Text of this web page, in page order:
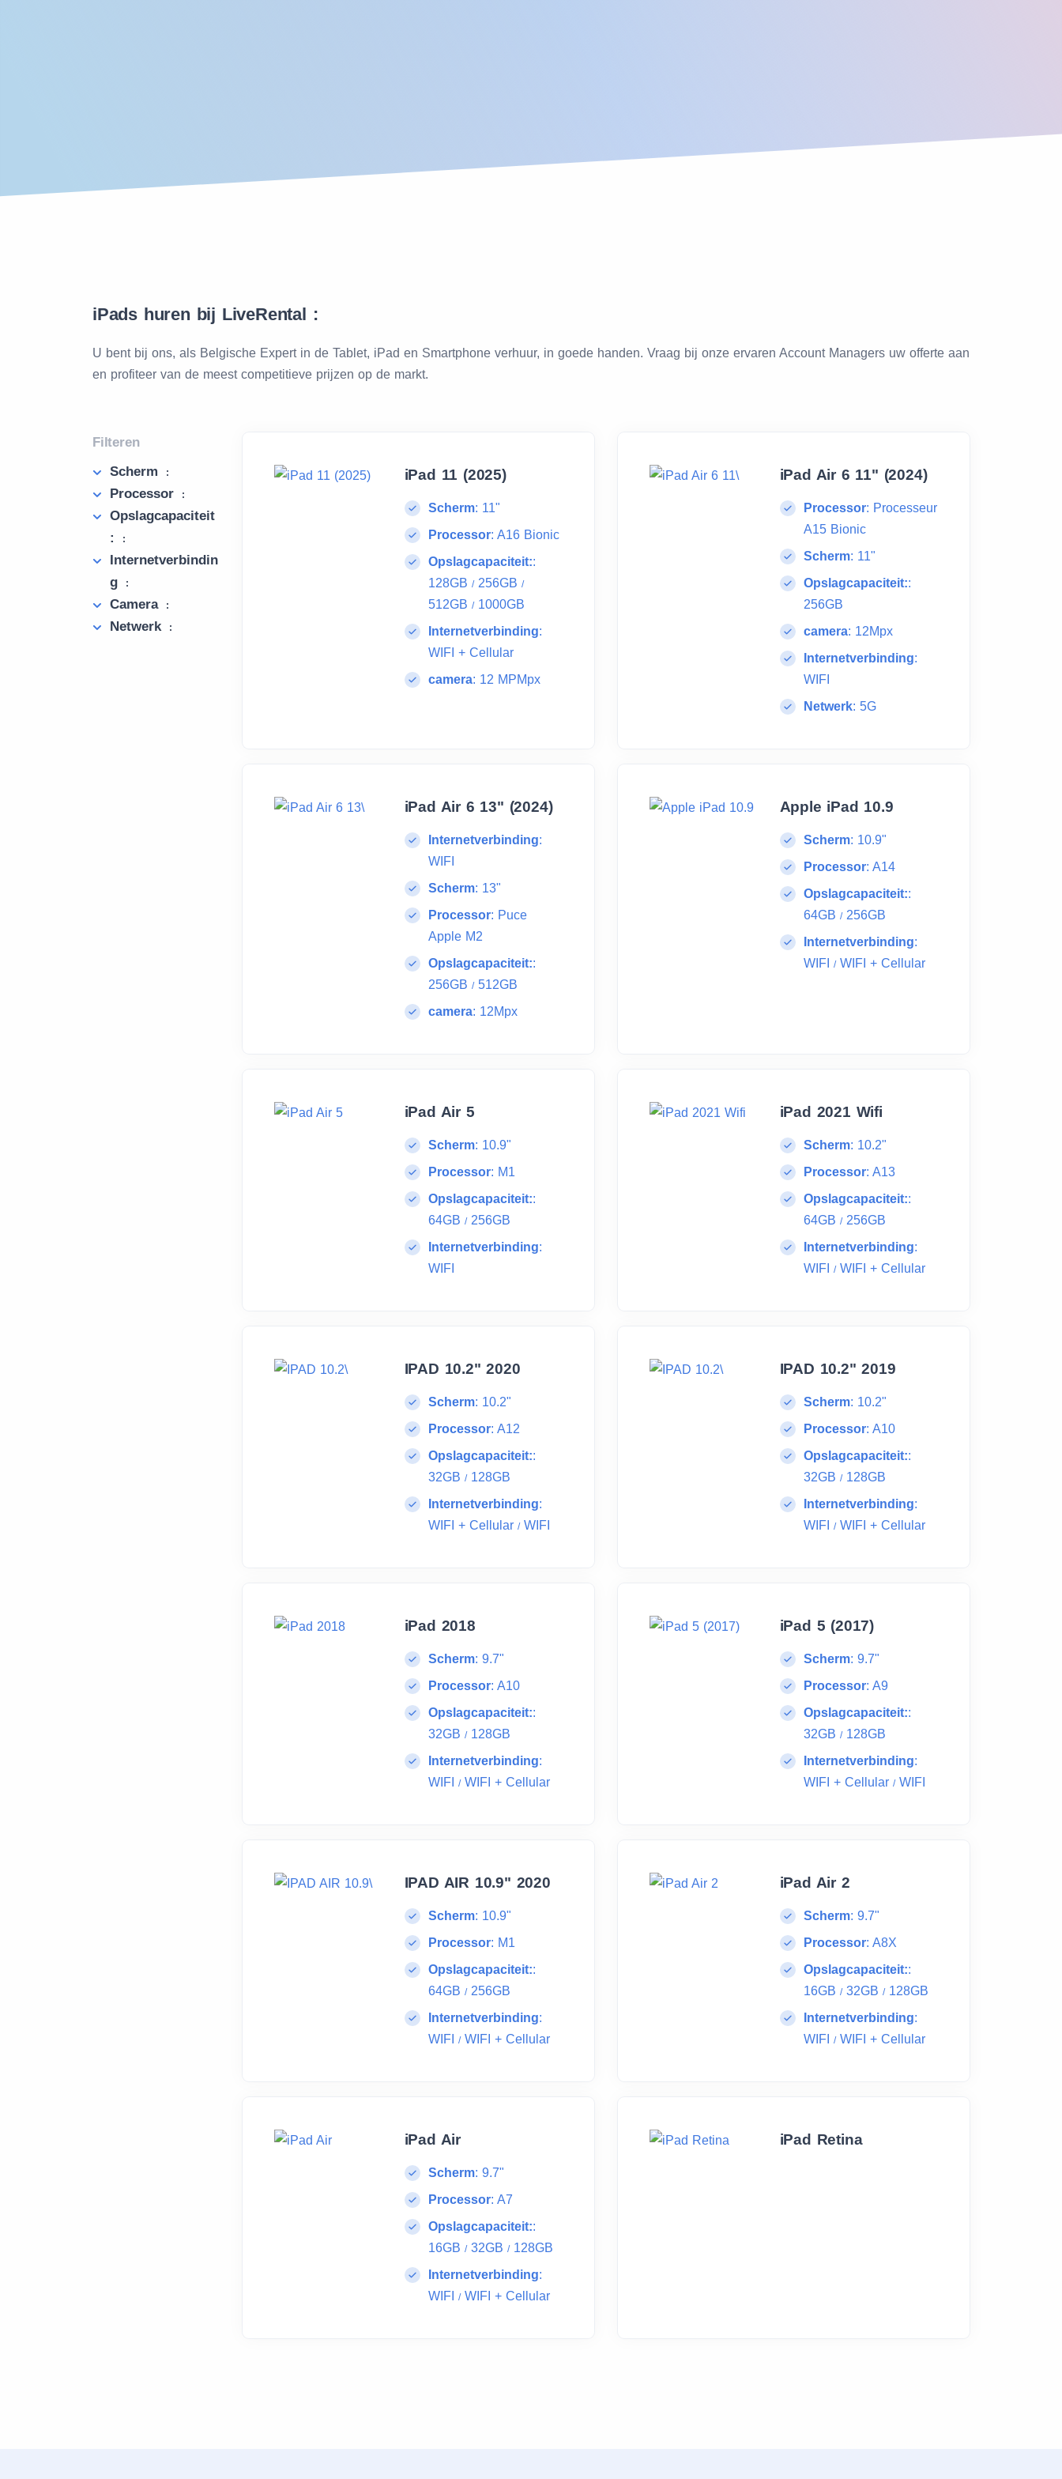
iPads huren bij LiveRental :
U bent bij ons, als Belgische Expert in de Tablet, iPad en Smartphone verhuur, in goede handen. Vraag bij onze ervaren Account Managers uw offerte aan
en profiteer van de meest competitieve prijzen op de markt.
iPad 11 (2025)
Scherm: 11"
Processor: A16 Bionic
Opslagcapaciteit::
128GB /256GB /
512GB /1000GB
Internetverbinding:
WIFI + Cellular
camera: 12 MPMpx
iPad Air 6 11" (2024)
Processor: Processeur
A15 Bionic
Scherm: 11"
Opslagcapaciteit::
256GB
camera: 12Mpx
Internetverbinding:
WIFI
Netwerk: 5G
iPad Air 6 13" (2024)
Internetverbinding:
WIFI
Scherm: 13"
Processor: Puce
Apple M2
Opslagcapaciteit::
256GB /512GB
camera: 12Mpx
Apple iPad 10.9
Scherm: 10.9"
Processor: A14
Opslagcapaciteit::
64GB /256GB
Internetverbinding:
WIFI
/WIFI + Cellular
iPad Air 5
Scherm: 10.9"
Processor: M1
Opslagcapaciteit::
64GB /256GB
Internetverbinding:
WIFI
iPad 2021 Wifi
Scherm: 10.2"
Processor: A13
Opslagcapaciteit::
64GB /256GB
Internetverbinding:
WIFI
/WIFI + Cellular
IPAD 10.2" 2020
Scherm: 10.2"
Processor: A12
Opslagcapaciteit::
32GB /128GB
Internetverbinding:
WIFI + Cellular /WIFI
IPAD 10.2" 2019
Scherm: 10.2"
Processor: A10
Opslagcapaciteit::
32GB /128GB
Internetverbinding:
WIFI
/WIFI + Cellular
iPad 2018
Scherm: 9.7"
Processor: A10
Opslagcapaciteit::
32GB /128GB
Internetverbinding:
WIFI
/WIFI + Cellular
iPad 5 (2017)
Scherm: 9.7"
Processor: A9
Opslagcapaciteit::
32GB /128GB
Internetverbinding:
WIFI + Cellular /WIFI
IPAD AIR 10.9" 2020
Scherm: 10.9"
Processor: M1
Opslagcapaciteit::
64GB /256GB
Internetverbinding:
WIFI
/WIFI + Cellular
iPad Air 2
Scherm: 9.7"
Processor: A8X
Opslagcapaciteit::
16GB /32GB /128GB
Internetverbinding:
WIFI
/WIFI + Cellular
iPad Air
Scherm: 9.7"
Processor: A7
Opslagcapaciteit::
16GB /32GB /128GB
Internetverbinding:
WIFI
/WIFI + Cellular
iPad Retina
Filteren
Scherm
:
Processor :
Opslagcapaciteit
:
:
Internetverbindin
g
:
Camera :
Netwerk :